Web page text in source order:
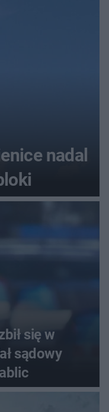
nadal
się w
sądowy